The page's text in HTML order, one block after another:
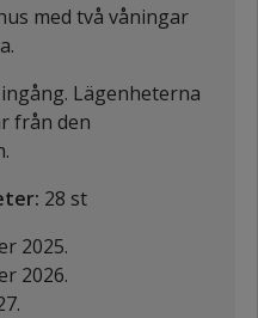
med två våningar
Lägenheterna
från den
28 st
2025.
2026.